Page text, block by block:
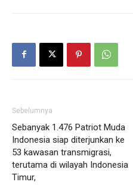
Sebelumnya
Sebanyak 1.476 Patriot Muda
Indonesia siap diterjunkan ke
53 kawasan transmigrasi,
terutama di wilayah Indonesia
Timur,